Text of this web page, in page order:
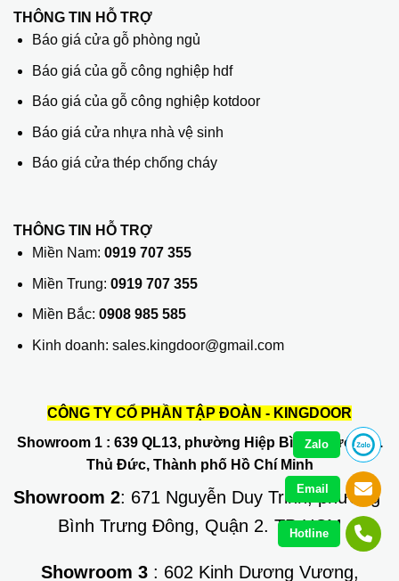
THÔNG TIN HỖ TRỢ
Báo giá cửa gỗ phòng ngủ
Báo giá của gỗ công nghiệp hdf
Báo giá của gỗ công nghiệp kotdoor
Báo giá cửa nhựa nhà vệ sinh
Báo giá cửa thép chống cháy
THÔNG TIN HỖ TRỢ
Miền Nam: 0919 707 355
Miền Trung: 0919 707 355
Miền Bắc: 0908 985 585
Kinh doanh: sales.kingdoor@gmail.com
CÔNG TY CỔ PHẦN TẬP ĐOÀN - KINGDOOR
Showroom 1: 639 QL13, phường Hiệp Bình Phước, Q.
Thủ Đức, Thành phố Hồ Chí Minh
Showroom 2: 671 Nguyễn Duy Trinh, phường
Bình Trưng Đông, Quận 2. TP HCM
Showroom 3: 602 Kinh Dương Vương,
Zalo
Email
Hotline